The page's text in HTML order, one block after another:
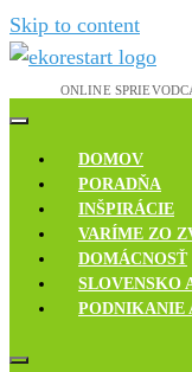
Skip to content
Novinky, rozhovory
DOMOV
PORADŇA
INŠPIRÁCIE
VARÍME ZO
DOMÁCNOSŤ
SLOVENSKO
PODNIKANIE